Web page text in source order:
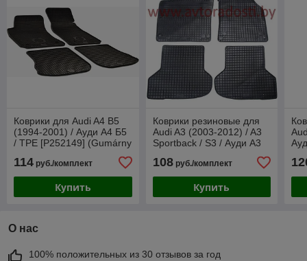
Коврики для Audi A4 B5
(1994-2001) / Ауди А4 Б5
/ TPE [P252149] (Gumárny
114 руб./комплект
Купить
Коврики резиновые для
Audi A3 (2003-2012) / A3
Sportback / S3 / Ауди А3
108руб./комплект
Купить
О нас
100% положительных из 30 отзывов за год